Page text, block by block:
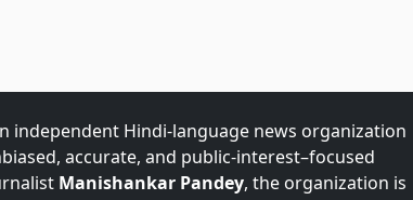
independent Hindi-language news organization
accurate, and public-interest–focused
Manishankar Pandey, the organization is